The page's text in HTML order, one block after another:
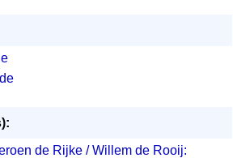
de Rijke / Willem de Rooij: